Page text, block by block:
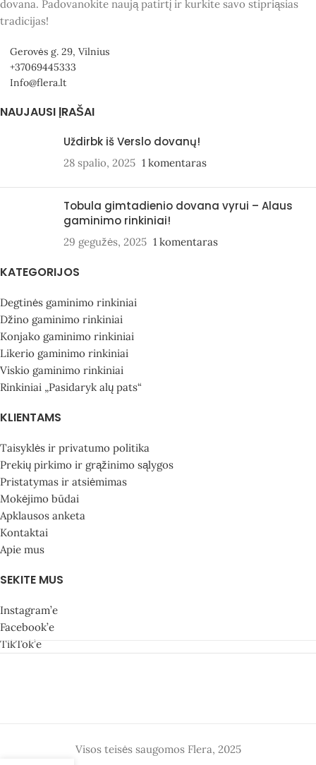
dovana. Padovanokite naują patirtį ir kurkite savo stipriąsias
tradicijas!
Gerovės g. 29, Vilnius
+37069445333
Info@flera.lt
NAUJAUSI ĮRAŠAI
Uždirbk iš Verslo dovanų!
28 spalio, 2025 1 komentaras
Tobula gimtadienio dovana vyrui – Alaus
gaminimo rinkiniai!
29 gegužės, 2025 1 komentaras
KATEGORIJOS
Degtinės gaminimo rinkiniai
Džino gaminimo rinkiniai
Konjako gaminimo rinkiniai
Likerio gaminimo rinkiniai
Viskio gaminimo rinkiniai
Rinkiniai „Pasidaryk alų pats“
KLIENTAMS
Taisyklės ir privatumo politika
Prekių pirkimo ir grąžinimo sąlygos
Pristatymas ir atsiėmimas
Mokėjimo būdai
Apklausos anketa
Kontaktai
Apie mus
SEKITE MUS
Instagram’e
Facebook’e
TikTok’e
Visos teisės saugomos Flera, 2025